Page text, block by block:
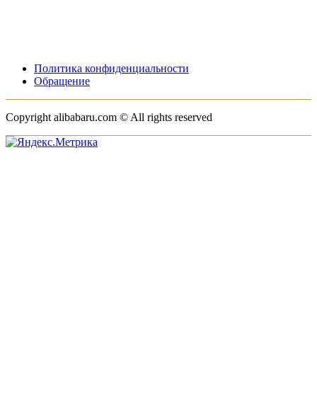
Политика конфиденциальности
Обращение
Copyright alibabaru.com © All rights reserved